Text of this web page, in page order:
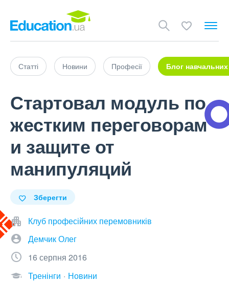
Статті Новини Професії Блог навчальних
Стартовал модуль по
жестким переговорам
и защите от
манипуляций
Зберегти
Клуб професійних перемовників
Демчик Олег
16 серпня 2016
Тренінги
Новини